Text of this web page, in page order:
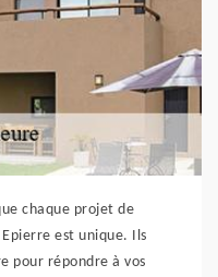
chaque projet de
est unique. Ils
pour répondre à vos